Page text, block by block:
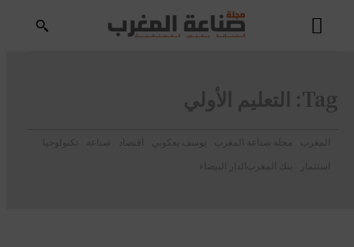
Tag: التعليم الأولي
المغرب مجلة صناعة المغرب يوسف يعكوبي اقتصاد صناعة
تكنولوجيا
استثمار
بنك المغرب الدار البيضاء